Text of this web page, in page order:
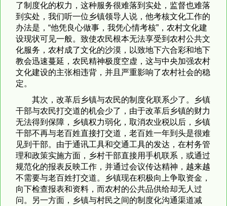
了制度化的权力，这种服务很难落到实处，监督也难落
到实处，我们听一位乡镇领导人说，他考核文化工作的
办法是，“他凭良心做事，我凭心情考核”，农村文化建
设现状可见一般。致使农民根本无法享受到农村公共文
化服务，农村成了文化的沙漠，以致地下六合彩和地下
教会迅速蔓延，农民精神极度空虚，这与中央加强农村
文化建设的主张相违背，并且严重影响了农村社会的稳
定。
其次，改革后乡镇与农民的制度化联系少了。乡镇
干部与农民打交道的机会少了，由于改革后乡镇的财力
无法得到保障，乡镇权力弱化，取消农业税以后，乡镇
干部不再与老百姓直接打交道，老百姓一年到头是很难
见到干部。由于通讯工具和交通工具的发达，在村务管
理和政策实施方面，乡村干部直接用手机联系，或通过
规范化的报表反映工作，并通过会议传达精神，越来越
不需要与老百姓打交道。乡镇现在积极向上争取资金，
向下检查报表和资料，而农村的公共品供给却无人过
问。另一方面，乡镇与村民之间的制度化沟通渠道减